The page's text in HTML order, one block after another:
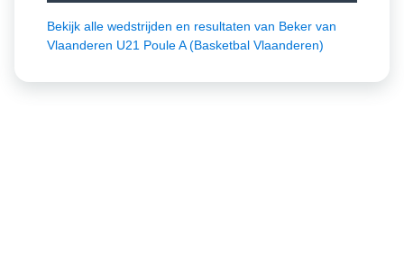
Bekijk alle wedstrijden en resultaten van Beker van
Vlaanderen U21 Poule A (Basketbal Vlaanderen)